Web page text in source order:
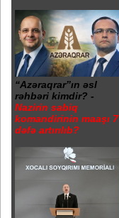
“Azəraqrar”ın əsl
rəhbəri kimdir? -
Nazirin sabiq
komandirinin maaşı 7
dəfə artırılıb?